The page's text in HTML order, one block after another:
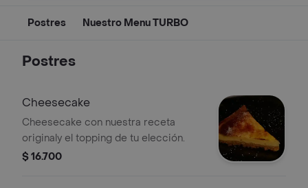
Postres Nuestro Menu TURBO
Postres
Cheesecake
Cheesecake con nuestra receta
originaly el topping de tu elección.
$ 16.700